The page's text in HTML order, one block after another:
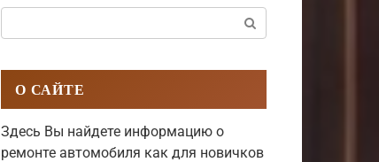
О САЙТЕ
Здесь Вы найдете информацию о
ремонте автомобиля как для новичков